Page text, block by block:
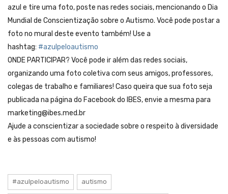
azul e tire uma foto, poste nas redes sociais, mencionando o Dia
Mundial de Conscientização sobre o Autismo. Você pode postar a
foto no mural deste evento também! Use a
hashtag: #azulpeloautismo
ONDE PARTICIPAR? Você pode ir além das redes sociais,
organizando uma foto coletiva com seus amigos, professores,
colegas de trabalho e familiares! Caso queira que sua foto seja
publicada na página do Facebook do IBES, envie a mesma para
marketing@ibes.med.br
Ajude a conscientizar a sociedade sobre o respeito à diversidade
e às pessoas com autismo!
#azulpeloautismo autismo